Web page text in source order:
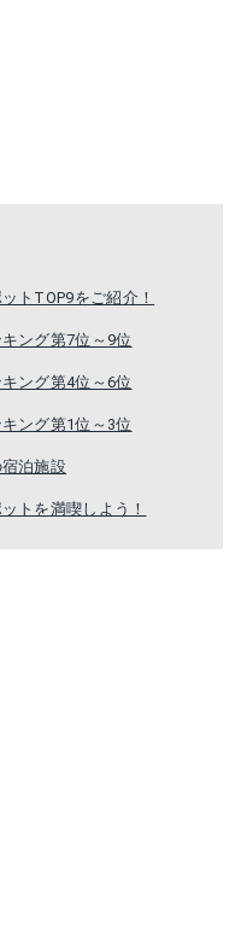
トTOP9をご紹介！
ング第7位～9位
ング第4位～6位
ング第1位～3位
泊施設
トを満喫しよう！